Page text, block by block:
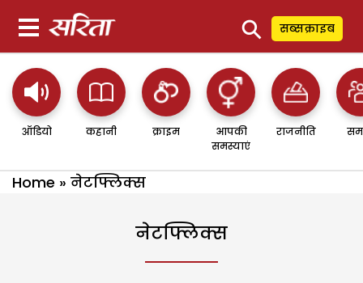
⚲ सब्सक्राइब
ऑडियो कहानी क्राइम
आपकी
समस्याएं
राजनीति
Home » नेटफ्लिक्स
नेटफ्लिक्स